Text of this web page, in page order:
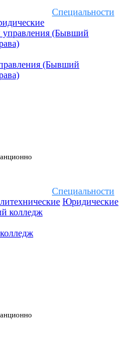
Специальности
(Бывший
Специальности
Юридические